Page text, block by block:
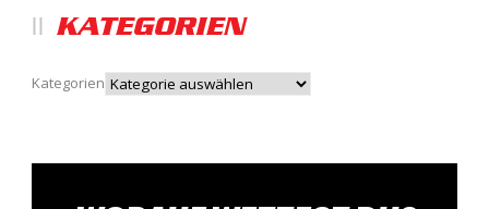
KATEGORIEN
Kategorien